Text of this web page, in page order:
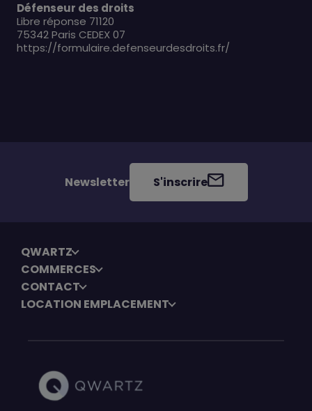
Défenseur des droits
Libre réponse 71120
75342 Paris CEDEX 07
https://formulaire.defenseurdesdroits.fr/
Newsletter S'inscrire
QWARTZ
COMMERCES
CONTACT
LOCATION EMPLACEMENT